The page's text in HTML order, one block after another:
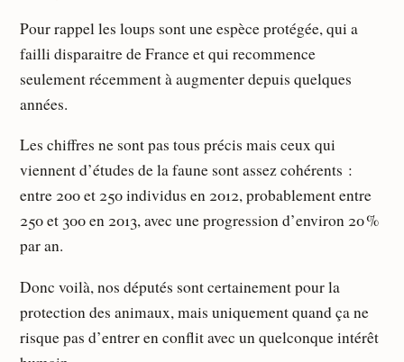
Pour rappel les loups sont une espèce protégée, qui a
failli disparaitre de France et qui recommence
seulement récemment à augmenter depuis quelques
années.
Les chiffres ne sont pas tous précis mais ceux qui
viennent d’études de la faune sont assez cohérents :
entre 200 et 250 individus en 2012, probablement entre
250 et 300 en 2013, avec une progression d’environ 20 %
par an.
Donc voilà, nos députés sont certainement pour la
protection des animaux, mais uniquement quand ça ne
risque pas d’entrer en conflit avec un quelconque intérêt